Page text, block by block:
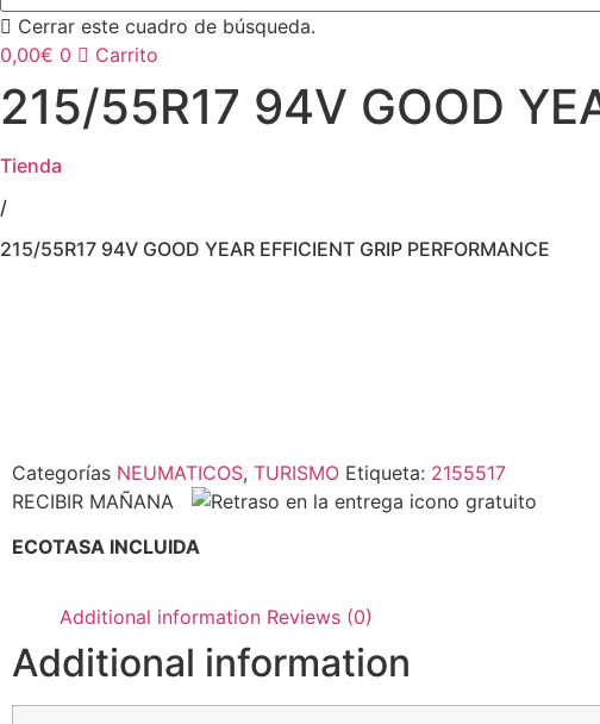
Cerrar este cuadro de búsqueda.
0,00€ 0 Carrito
215/55R17 94V GOOD
Tienda
/
215/55R17 94V GOOD YEAR EFFICIENT GRIP PERFORMANCE
Categorías NEUMATICOS, TURISMO Etiqueta: 2155517
RECIBIR MAÑANA
ECOTASA INCLUIDA
Additional information Reviews (0)
Additional information